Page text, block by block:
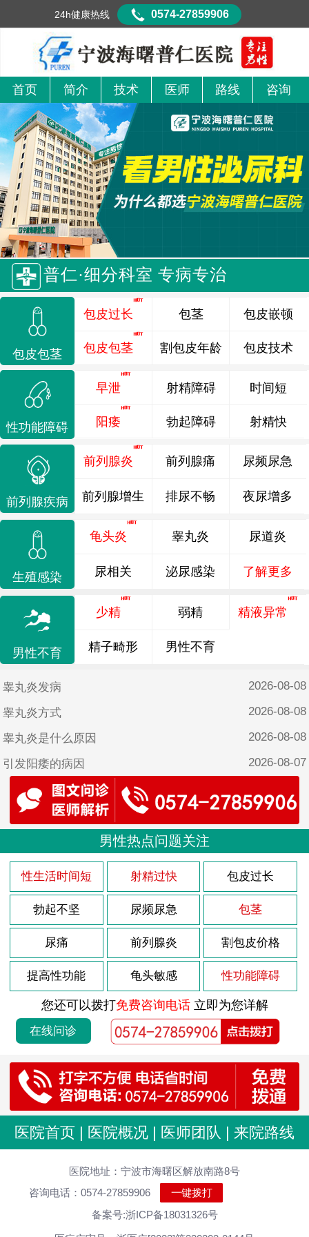
首页 简介 技术 医师 路线 咨询
普仁·细分科室 专病专治
包皮包茎
包皮过长
包皮包茎
包茎
割包皮年龄
包皮嵌顿
包皮技术
性功能障碍
早泄
阳痿
射精障碍
勃起障碍
时间短
射精快
前列腺疾病
前列腺炎 前列腺痛 尿频尿急
前列腺增生 排尿不畅 夜尿增多
生殖感染
龟头炎 睾丸炎 尿道炎
尿相关 泌尿感染 了解更多
男性不育
少精 弱精 精液异常
精子畸形 男性不育
睾丸炎发病 2026-08-08
睾丸炎方式 2026-08-08
睾丸炎是什么原因 2026-08-08
引发阳痿的病因 2026-08-07
自己怎么改善阳痿
18岁阳痿能恢复吗 2026-08-07
导致阳痿的原因有哪些呢？ 2026-08-07
龟头炎多久能治疗好 2026-08-03
该怎么治疗龟头炎 2026-08-03
龟头炎是什么引起 2026-08-03
包皮龟头炎会复发吗 2026-08-03
导致包皮龟头炎原因 2026-08-03
前列腺肥大如何调理 2026-08-03
前列腺肥大什么原因 2026-08-03
前列腺炎的病因是什么 2026-08-03
前列腺的症状是怎样的 2026-08-03
男性尿道炎发病原因分析
尿道炎症状 男性怎么治疗
男性尿道炎会有什么原因
急性尿道炎持续多久
男性尿道炎怎么好
男性热点问题关注
性生活时间短 射精过快 包皮过长
勃起不坚 尿频尿急 包茎
尿痛 前列腺炎 割包皮价格
提高性功能 龟头敏感 性功能障碍
您还可以拨打免费咨询电话立即为您详解
在线问诊
医院首页 | 医院概况 | 医师团队 | 来院路线
医院地址：宁波市海曙区解放南路8号
咨询电话：0574-27859906
一键拨打
备案号:浙ICP备18031326号
24h健康热线 0574-27859906